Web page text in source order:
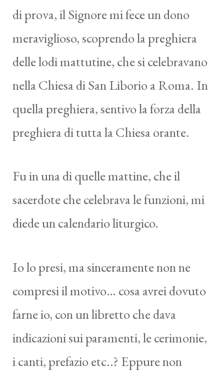
di prova, il Signore mi fece un dono
meraviglioso, scoprendo la preghiera
delle lodi mattutine, che si celebravano
nella Chiesa di San Liborio a Roma. In
quella preghiera, sentivo la forza della
preghiera di tutta la Chiesa orante.
Fu in una di quelle mattine, che il
sacerdote che celebrava le funzioni, mi
diede un calendario liturgico.
Io lo presi, ma sinceramente non ne
compresi il motivo… cosa avrei dovuto
farne io, con un libretto che dava
indicazioni sui paramenti, le cerimonie,
i canti, prefazio etc..? Eppure non